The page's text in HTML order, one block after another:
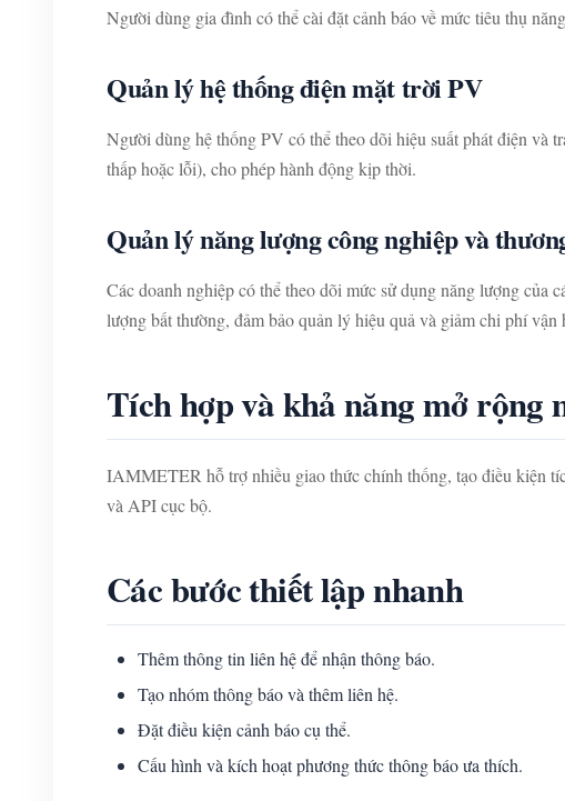
Người dùng gia đình có thể cài đặt cảnh báo về mức tiêu thụ
Quản lý hệ thống điện mặt trời PV
Người dùng hệ thống PV có thể theo dõi hiệu suất phát điện và
thấp hoặc lỗi), cho phép hành động kịp thời.
Quản lý năng lượng công nghiệp và
Các doanh nghiệp có thể theo dõi mức sử dụng năng lượng
lượng bất thường, đảm bảo quản lý hiệu quả và giảm chi phí vận
Tích hợp và khả năng mở rộng
IAMMETER hỗ trợ nhiều giao thức chính thống, tạo điều kiện
và API cục bộ.
Các bước thiết lập nhanh
Thêm thông tin liên hệ để nhận thông báo.
Tạo nhóm thông báo và thêm liên hệ.
Đặt điều kiện cảnh báo cụ thể.
Cấu hình và kích hoạt phương thức thông báo ưa thích.